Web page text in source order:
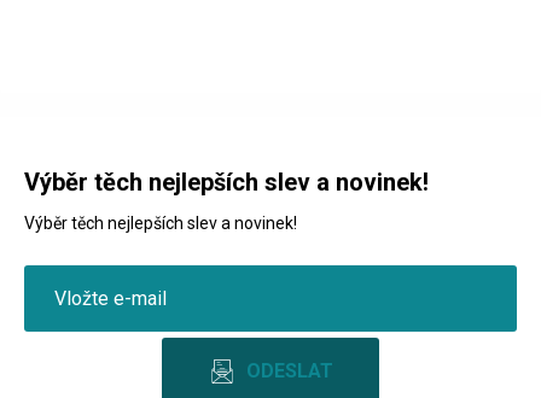
Výběr těch nejlepších slev a novinek!
Výběr těch nejlepších slev a novinek!